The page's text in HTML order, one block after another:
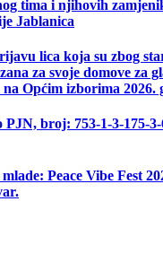
tima i njihovih
Jablanica
lica koja su zbog
za svoje domove za
Općim izborima 2026.
PJN, broj: 753-1-3-175-3-
Peace Vibe Fest